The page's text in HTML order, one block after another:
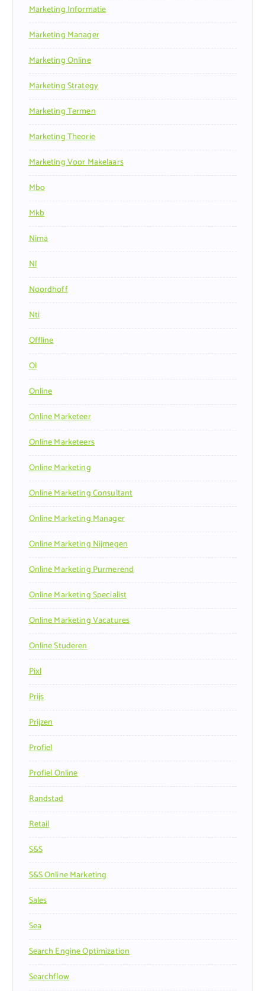
Marketing Informatie
Marketing Manager
Marketing Online
Marketing Strategy
Marketing Termen
Marketing Theorie
Marketing Voor Makelaars
Mbo
Mkb
Nima
Nl
Noordhoff
Nti
Offline
Ol
Online
Online Marketeer
Online Marketeers
Online Marketing
Online Marketing Consultant
Online Marketing Manager
Online Marketing Nijmegen
Online Marketing Purmerend
Online Marketing Specialist
Online Marketing Vacatures
Online Studeren
Pixl
Prijs
Prijzen
Profiel
Profiel Online
Randstad
Retail
S&s
S&s Online Marketing
Sales
Sea
Search Engine Optimization
Searchflow